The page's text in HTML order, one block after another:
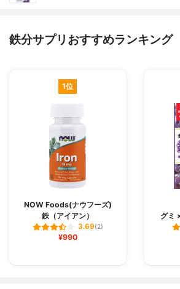
鉄分サプリおすすめランキング
1位
NOW Foods(ナウフーズ)
鉄（アイアン）
3.69(2)
¥990
グミ